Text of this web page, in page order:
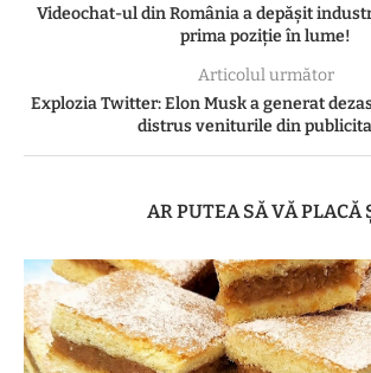
Videochat-ul din România a depășit
prima poziție în lume!
Articolul următor
Explozia Twitter: Elon Musk a generat
distrus veniturile din
AR PUTEA SĂ VĂ PLACĂ